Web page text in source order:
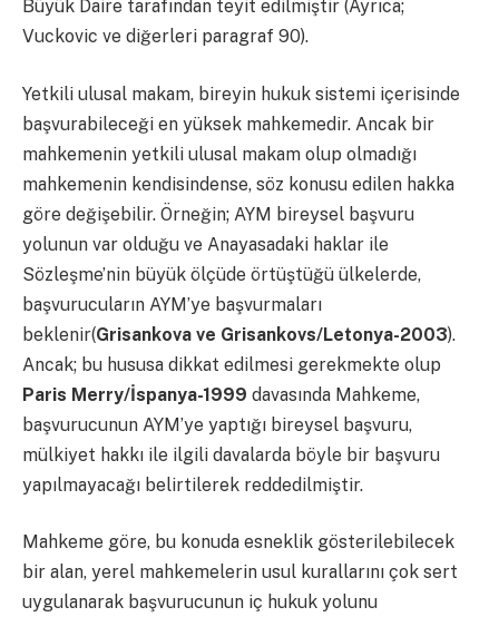
Büyük Daire tarafından teyit edilmiştir (Ayrıca;
Vuckovic ve diğerleri paragraf 90).
Yetkili ulusal makam, bireyin hukuk sistemi içerisinde
başvurabileceği en yüksek mahkemedir. Ancak bir
mahkemenin yetkili ulusal makam olup olmadığı
mahkemenin kendisindense, söz konusu edilen hakka
göre değişebilir. Örneğin; AYM bireysel başvuru
yolunun var olduğu ve Anayasadaki haklar ile
Sözleşme’nin büyük ölçüde örtüştüğü ülkelerde,
başvurucuların AYM’ye başvurmaları
beklenir(Grisankova ve Grisankovs/Letonya-2003).
Ancak; bu hususa dikkat edilmesi gerekmekte olup
Paris Merry/İspanya-1999 davasında Mahkeme,
başvurucunun AYM’ye yaptığı bireysel başvuru,
mülkiyet hakkı ile ilgili davalarda böyle bir başvuru
yapılmayacağı belirtilerek reddedilmiştir.
Mahkeme göre, bu konuda esneklik gösterilebilecek
bir alan, yerel mahkemelerin usul kurallarını çok sert
uygulanarak başvurucunun iç hukuk yolunu